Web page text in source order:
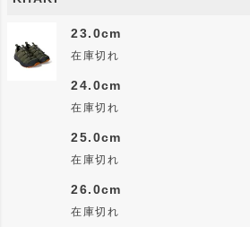
23.0cm
在庫切れ
24.0cm
在庫切れ
25.0cm
在庫切れ
26.0cm
在庫切れ